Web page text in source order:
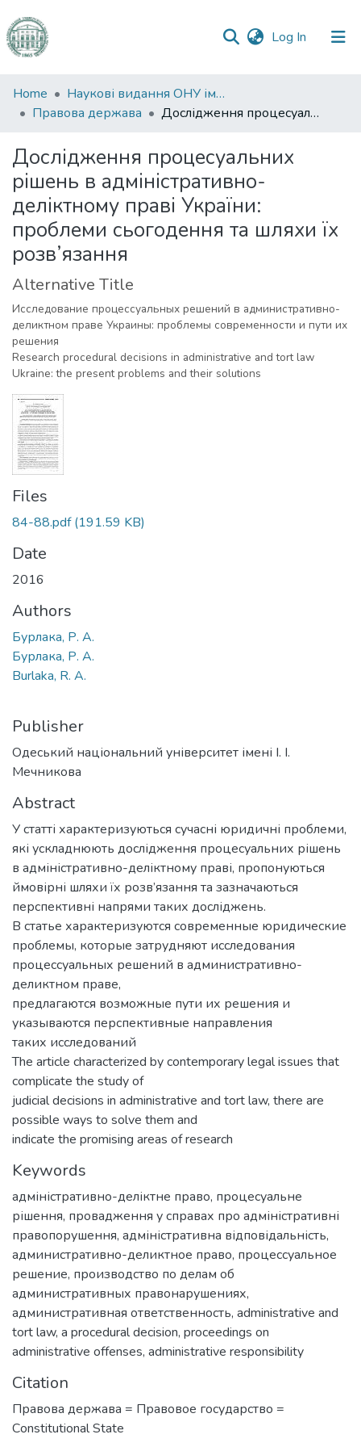
Log In (current)
Communities
&
All of DSpace
Statistics
Home
Наукові видання ОНУ імені І. І. Мечникова
Правова держава
Дослідження процесуальних рішень в адміністративно-деліктному праві України: проблеми сьогодення та шляхи їх розв’язання
Дослідження процесуальних
рішень в адміністративно-
деліктному праві України:
проблеми сьогодення та шляхи їх
розв’язання
Alternative Title
Исследование процессуальных решений в административно-
деликтном праве Украины: проблемы современности и пути их
решения
Research procedural decisions in administrative and tort law
Ukraine: the present problems and their solutions
Files
84-88.pdf(191.59 KB)
Date
2016
Authors
Бурлака, Р. А.
Бурлака, Р. А.
Burlaka, R. A.
Publisher
Одеський національний університет імені І. І.
Мечникова
Abstract
У статті характеризуються сучасні юридичні проблеми,
які ускладнюють дослідження процесуальних рішень
в адміністративно-деліктному праві, пропонуються
ймовірні шляхи їх розв’язання та зазначаються
перспективні напрями таких досліджень.
В статье характеризуются современные юридические
проблемы, которые затрудняют исследования
процессуальных решений в административно-
деликтном праве,
предлагаются возможные пути их решения и
указываются перспективные направления
таких исследований
The article characterized by contemporary legal issues that
complicate the study of
judicial decisions in administrative and tort law, there are
possible ways to solve them and
indicate the promising areas of research
Keywords
адміністративно-деліктне право, процесуальне
рішення, провадження у справах про адміністративні
правопорушення, адміністративна відповідальність,
административно-деликтное право, процессуальное
решение, производство по делам об
административных правонарушениях,
административная ответственность, administrative and
tort law, a procedural decision, proceedings on
administrative offenses, administrative responsibility
Citation
Правова держава = Правовое государство =
Сonstitutional State